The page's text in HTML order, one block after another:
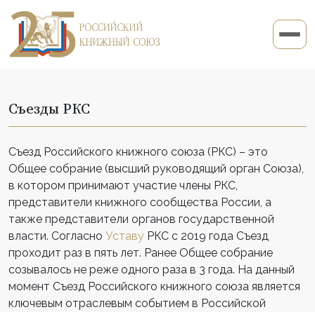
Съезды РКС
Съезд Российского книжного союза (РКС) – это
Общее собрание (высший руководящий орган Союза),
в котором принимают участие члены РКС,
представители книжного сообщества России, а
также представители органов государственной
власти. Согласно Уставу РКС с 2019 года Съезд
проходит раз в пять лет. Ранее Общее собрание
созывалось не реже одного раза в 3 года. На данный
момент Съезд Российского книжного союза является
ключевым отраслевым событием в Российской